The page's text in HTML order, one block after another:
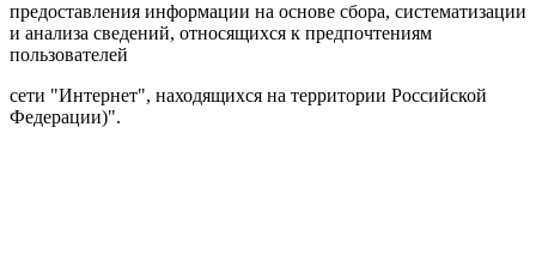
предоставления информации на основе сбора, систематизации
и анализа сведений, относящихся к предпочтениям
пользователей
сети "Интернет", находящихся на территории Российской
Федерации)".